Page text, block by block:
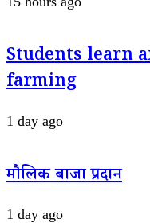
Students learn
farming
1 day ago
मौलिक बाजा प्रदान
1 day ago